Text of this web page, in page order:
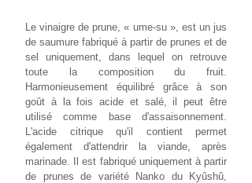
Le vinaigre de prune, « ume-su », est un jus
de saumure fabriqué à partir de prunes et de
sel uniquement, dans lequel on retrouve
toute la composition du fruit.
Harmonieusement équilibré grâce à son
goût à la fois acide et salé, il peut être
utilisé comme base d'assaisonnement.
L'acide citrique qu'il contient permet
également d'attendrir la viande, après
marinade. Il est fabriqué uniquement à partir
de prunes de variété Nanko du Kyûshû,